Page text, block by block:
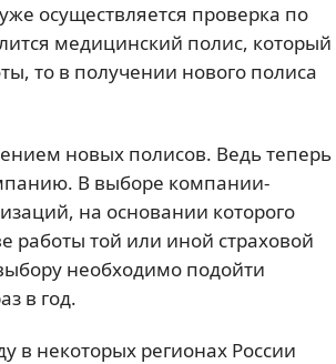
осуществляется проверка по
медицинский полис, который
то в получении нового полиса
новых полисов. Ведь теперь
В выборе компании-
на основании которого
работы той или иной страховой
необходимо подойти
в год.
в некоторых регионах России